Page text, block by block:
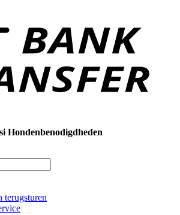
Hondenbenodigdheden
terugsturen